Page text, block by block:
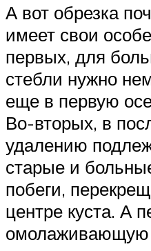
А вот обрезка
имеет свои
первых, для
стебли нужно
еще в первую
Во-вторых, в
удалению
старые и
побеги,
центре куста. А
омолаживающую